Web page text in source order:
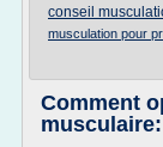
conseil
musculation pour
Comment